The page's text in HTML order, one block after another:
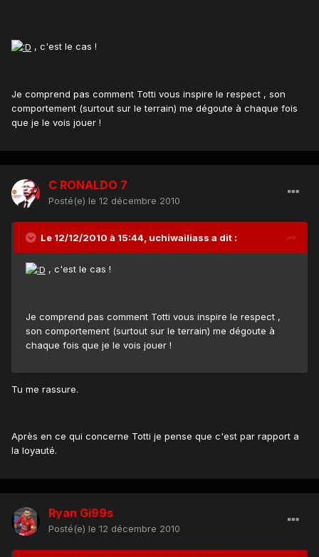
, c'est le cas !
Je comprend pas comment Totti vous inspire le respect , son
comportement (surtout sur le terrain) me dégoute à chaque fois
que je le vois jouer !
C RONALDO 7
Posté(e) le 12 décembre 2010
Le 12/12/2010 à 15:44, uchiwailiass a dit :
, c'est le cas !
Je comprend pas comment Totti vous inspire le respect ,
son comportement (surtout sur le terrain) me dégoute à
chaque fois que je le vois jouer !
Tu me rassure.
Après en ce qui concerne Totti je pense que c'est par rapport a
la loyauté.
Ryan Gi99s
Posté(e) le 12 décembre 2010